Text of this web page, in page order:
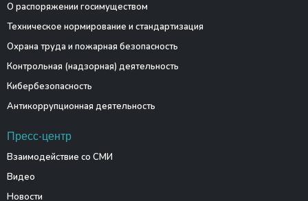
О распоряжении госимуществом
Техническое нормирование и стандартизация
Охрана труда и пожарная безопасность
Контрольная (надзорная) деятельность
Кибербезопасность
Антикоррупционная деятельность
Пресс-центр
Взаимодействие со СМИ
Видео
Новости